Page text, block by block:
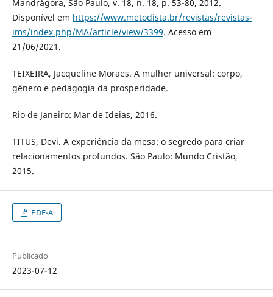
Mandrágora, São Paulo, v. 18, n. 18, p. 53-80, 2012.
Disponível em https://www.metodista.br/revistas/revistas-
ims/index.php/MA/article/view/3399. Acesso em
21/06/2021.
TEIXEIRA, Jacqueline Moraes. A mulher universal: corpo,
gênero e pedagogia da prosperidade.
Rio de Janeiro: Mar de Ideias, 2016.
TITUS, Devi. A experiência da mesa: o segredo para criar
relacionamentos profundos. São Paulo: Mundo Cristão,
2015.
PDF-A
Publicado
2023-07-12